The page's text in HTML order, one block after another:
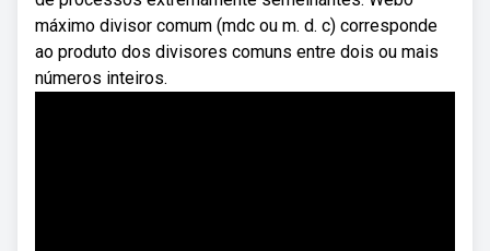
máximo divisor comum (mdc ou m. d. c) corresponde
ao produto dos divisores comuns entre dois ou mais
números inteiros.